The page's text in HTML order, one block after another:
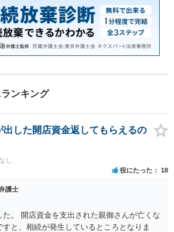
ンキング
出した開店資金返してもらえるの
し
役にたった 18
護士
。 開店資金を支出された親御さんが亡くな
と、相続が発生しているところとなりま